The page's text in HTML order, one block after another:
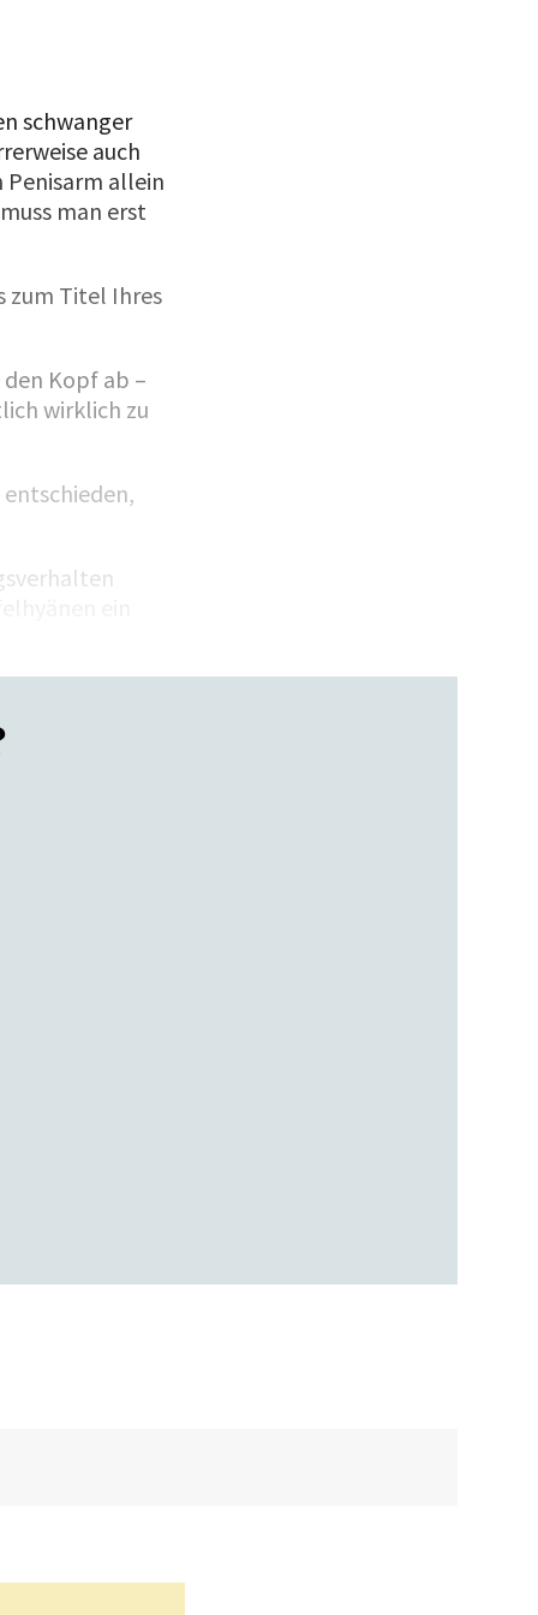
schwanger
auch
Penisarm allein
man erst
zum Titel Ihres
Kopf ab –
wirklich zu